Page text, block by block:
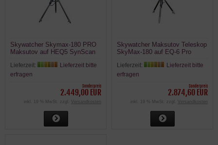
Skywatcher Skymax-180 PRO
Maksutov auf HEQ5 SynScan
180mm/2700mm
Lieferzeit:
Lieferzeit bitte
erfragen
Sonderpreis
2.449,00 EUR
inkl. 19 % MwSt. zzgl. Versandkosten
Skywatcher Maksutov Teleskop
SkyMax-180 auf EQ-6 Pro
180mm/2700mm
Lieferzeit:
Lieferzeit bitte
erfragen
Sonderpreis
2.874,60 EUR
inkl. 19 % MwSt. zzgl. Versandkosten